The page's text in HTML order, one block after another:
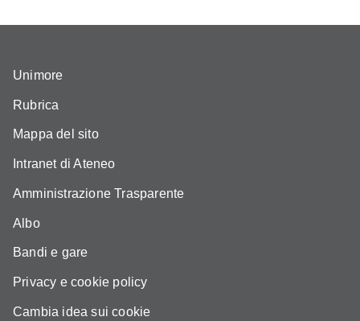
Unimore
Rubrica
Mappa del sito
Intranet di Ateneo
Amministrazione Trasparente
Albo
Bandi e gare
Privacy e cookie policy
Cambia idea sui cookie